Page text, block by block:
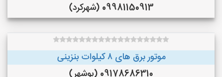
09981150913 (شهرکرد)
موتور برق های ٨ کیلوات بنزینی
09178686310 (بوشهر)